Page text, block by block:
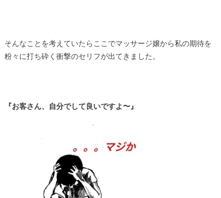
そんなことを考えていたらここでマッサージ嬢から私の期待を
粉々に打ち砕く衝撃のセリフが出てきました。
『お客さん、自分でして良いですよ〜』